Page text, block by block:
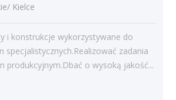
Kielce
i konstrukcje wykorzystywane do
specjalistycznych.Realizować zadania
produkcyjnym.Dbać o wysoką jakość...